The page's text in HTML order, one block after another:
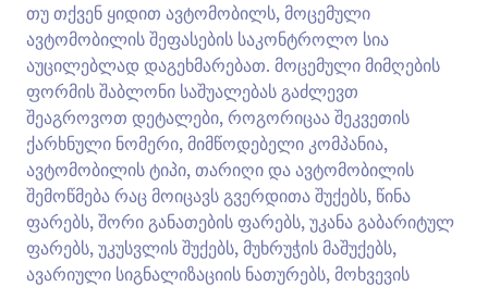
თუ თქვენ ყიდით ავტომობილს, მოცემული
ავტომობილის შეფასების საკონტროლო სია
აუცილებლად დაგეხმარებათ. მოცემული მიმღების
ფორმის შაბლონი საშუალებას გაძლევთ
შეაგროვოთ დეტალები, როგორიცაა შეკვეთის
ქარხნული ნომერი, მიმწოდებელი კომპანია,
ავტომობილის ტიპი, თარიღი და ავტომობილის
შემოწმება რაც მოიცავს გვერდითა შუქებს, წინა
ფარებს, შორი განათების ფარებს, უკანა გაბარიტულ
ფარებს, უკუსვლის შუქებს, მუხრუჭის მაშუქებს,
ავარიული სიგნალიზაციის ნათურებს, მოხვევის
გადახედვა